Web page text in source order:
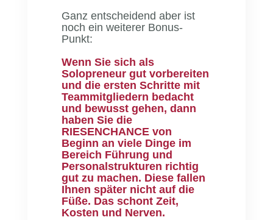
Ganz entscheidend aber ist
noch ein weiterer Bonus-
Punkt:
Wenn Sie sich als
Solopreneur gut vorbereiten
und die ersten Schritte mit
Teammitgliedern bedacht
und bewusst gehen, dann
haben Sie die
RIESENCHANCE von
Beginn an viele Dinge im
Bereich Führung und
Personalstrukturen richtig
gut zu machen. Diese fallen
Ihnen später nicht auf die
Füße. Das schont Zeit,
Kosten und Nerven.